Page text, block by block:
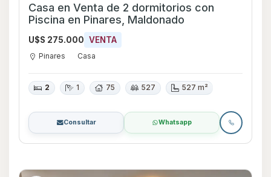
Casa en Venta de 2 dormitorios con
Piscina en Pinares, Maldonado
U$S 275.000 VENTA
Pinares Casa
2 1 75 527 527 m²
Consultar Whatsapp